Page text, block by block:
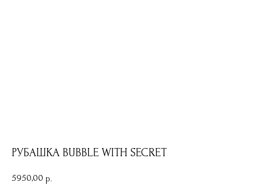
РУБАШКА BUBBLE WITH SECRET
5950,00 р.